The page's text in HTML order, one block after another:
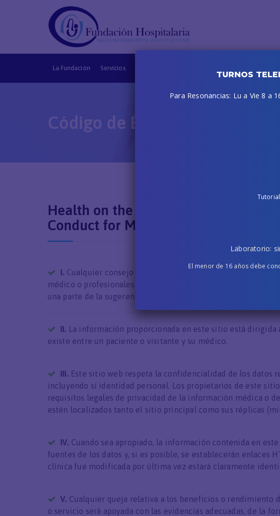
La Fundación Servicios
Código de Ética (HON)
Health on the Net Foundation (HON
Conduct for Medical and Health
I. Cualquier consejo médico o de salud sugerido en este
médico o profesionales de la salud especializados y
una parte de la sugerencia ofrecida no es de un profesional
II. La información proporcionada en este sitio está
existe entre un paciente o visitante y su médico.
III. Este sitio web respeta la confidencialidad de los datos
incluyendo si identidad personal. Los propietarios de este
requisitos legales de privacidad de la información médica o
estén localizados tanto el sitio principal como sus réplicas
IV. Cuando sea apropiado, la información contenida en
fuentes de los datos y, si es posible, se establecerán enlaces
clínica fue modificada por última vez estará claramente
V. Cualquier queja relativa a los beneficios o rendimiento
o servicio será apoyada con las evidencias adecuadas, de la
TURNOS
Para Resonancias: Lu a Vie 8 a
Laboratorio:
El menor de 16 años debe